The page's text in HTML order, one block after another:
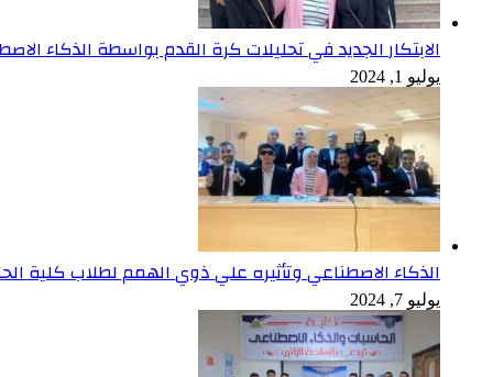
الابتكار الجديد في تحليلات كرة القدم بواسطة الذكاء
يوليو 1, 2024
الذكاء الاصطناعي وتأثيره علي ذوي الهمم لطلاب كلية
يوليو 7, 2024